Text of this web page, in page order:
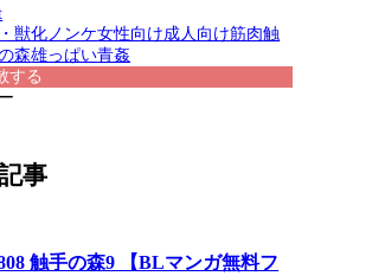
獣化 ノンケ女性向け成人向け筋肉触
森雄っぱい青姦
する
事
触手の森9 【BLマンガ無料フ